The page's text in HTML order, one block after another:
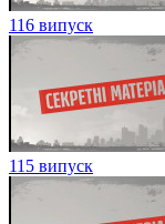
116 випуск
115 випуск